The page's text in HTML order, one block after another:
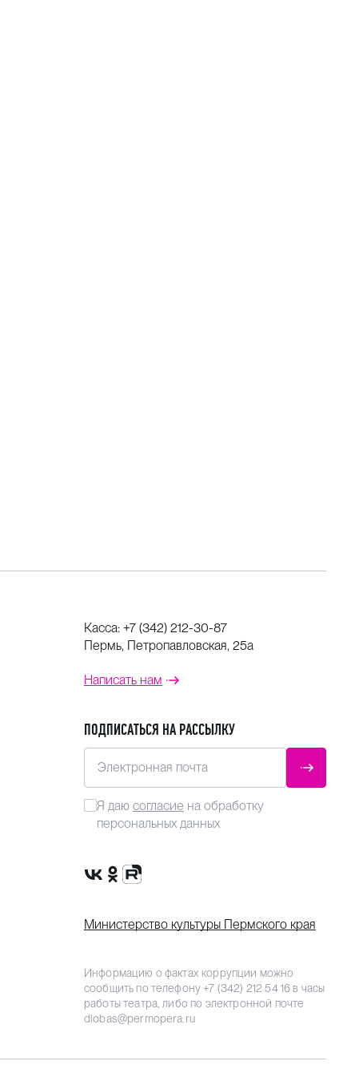
Касса: +7 (342) 212-30-87
Пермь, Петропавловская, 25а
Написать нам
ПОДПИСАТЬСЯ НА РАССЫЛКУ
Электронная почта
Я даю согласие на обработку
персональных данных
Министерство культуры Пермского края
Информацию о фактах коррупции можно
сообщить по телефону+7 (342) 212 54 16 в часы
работы театра, либо по электронной почте
dlobas@permopera.ru